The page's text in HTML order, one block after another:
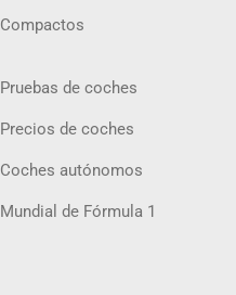
Compactos
Pruebas de coches
Precios de coches
Coches autónomos
Mundial de Fórmula 1